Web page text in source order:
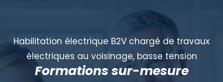
Habilitation électrique B2V chargé de travaux
électriques au voisinage, basse tension
Formations sur-mesure